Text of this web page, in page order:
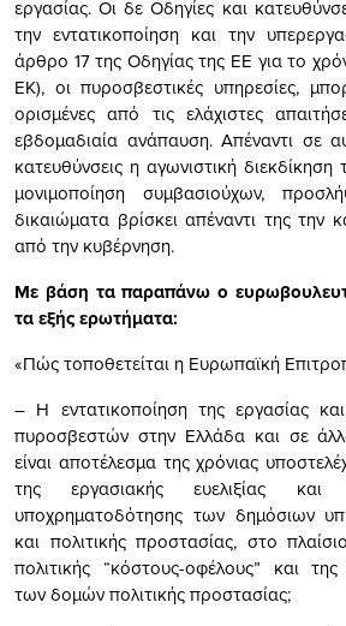
εργασίας. Οι δε Οδηγίες και
την εντατικοποίηση και την
άρθρο 17 της Οδηγίας της ΕΕ για το
ΕΚ), οι πυροσβεστικές υπηρεσίες,
ορισμένες από τις ελάχιστες
εβδομαδιαία ανάπαυση. Απέναντι σε
κατευθύνσεις η αγωνιστική
μονιμοποίηση συμβασιούχων,
δικαιώματα βρίσκει απέναντι της την
από την κυβέρνηση.
Με βάση τα παραπάνω ο
τα εξής ερωτήματα:
«Πώς τοποθετείται η Ευρωπαϊκή
– Η εντατικοποίηση της εργασίας
πυροσβεστών στην Ελλάδα και σε
είναι αποτέλεσμα της χρόνιας
της εργασιακής ευελιξίας και
υποχρηματοδότησης των δημόσιων
και πολιτικής προστασίας, στο
πολιτικής “κόστους-οφέλους” και
των δομών πολιτικής προστασίας;